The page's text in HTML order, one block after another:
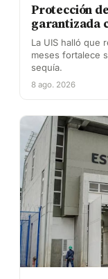
Protección
garantizada
La UIS halló que
meses fortalece
sequía.
8 ago. 2026